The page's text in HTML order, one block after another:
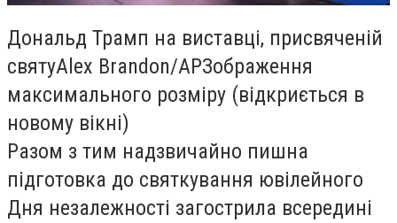
Дональд Трамп на виставці, присвяченій
святуAlex Brandon/APЗображення
максимального розміру (відкриється в
новому вікні)
Разом з тим надзвичайно пишна
підготовка до святкування ювілейного
Дня незалежності загострила всередині